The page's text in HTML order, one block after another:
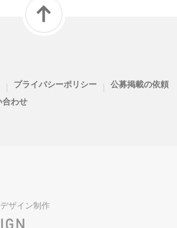
| プライバシーポリシー | 公募掲載の依頼
合わせ
ザイン制作